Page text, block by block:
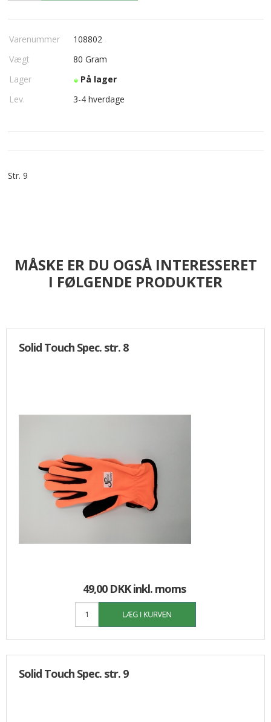
Varenummer
108802
Vægt
80 Gram
Lager
På lager
Lev.
3-4 hverdage
Str. 9
MÅSKE ER DU OGSÅ INTERESSERET
I FØLGENDE PRODUKTER
Solid Touch Spec. str. 8
49,00 DKKinkl. moms
Solid Touch Spec. str. 9